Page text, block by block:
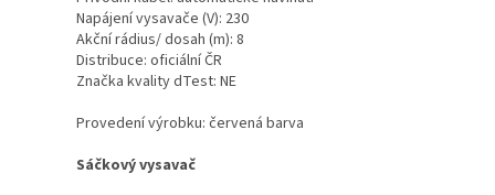
Napájení vysavače (V): 230
Akční rádius/ dosah (m): 8
Distribuce: oficiální ČR
Značka kvality dTest: NE
Provedení výrobku: červená barva
Sáčkový vysavač